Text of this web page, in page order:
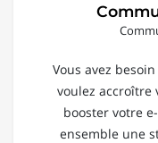
Vous avez
voulez accroître
booster votre
ensemble une